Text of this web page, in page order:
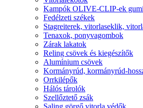
Kampók OLIVE-CLIP-ek
Fedélzeti székek
Stagreiterek, vitorlaseklik,
Tenaxok, ponyvagombok
Zárak lakatok
Reling csövek és kiegészítők
Alumínium csövek
Kormányrúd, kormányrúd-
Orrkilépők
Hálós tárolók
Szellőztető zsák